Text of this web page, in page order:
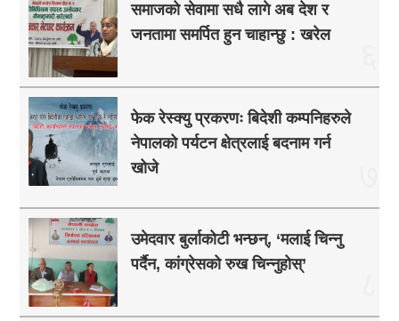
समाजको सेवामा सधै लागे अब देश र
जनतामा समर्पित हुन चाहान्छु : खरेल
फेक रेस्क्यु प्रकरणः बिदेशी कम्पनिहरुले
नेपालको पर्यटन क्षेत्रलाई बदनाम गर्न
खोजे
उमेदवार बुर्लाकोटी भन्छन्, ‘मलाई चिन्नु
पर्दैन, कांग्रेसको रुख चिन्नुहोस्’